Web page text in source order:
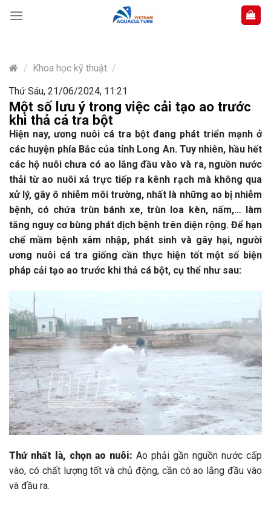
content
/ Khoa học kỹ thuật /
Thứ Sáu, 21/06/2024, 11:21
Một số lưu ý trong việc cải tạo ao trước
khi thả cá tra bột
Hiện nay, ương nuôi cá tra bột đang phát triển mạnh ở
các huyện phía Bắc của tỉnh Long An. Tuy nhiên, hầu hết
các hộ nuôi chưa có ao lắng đầu vào và ra, nguồn nước
thải từ ao nuôi xả trực tiếp ra kênh rạch mà không qua
xử lý, gây ô nhiễm môi trường, nhất là những ao bị nhiễm
bệnh, có chứa trùn bánh xe, trùn loa kèn, nấm,… làm
tăng nguy cơ bùng phát dịch bệnh trên diện rộng. Để hạn
chế mầm bệnh xâm nhập, phát sinh và gây hại, người
ương nuôi cá tra giống cần thực hiện tốt một số biện
pháp cải tạo ao trước khi thả cá bột, cụ thể như sau:
Thứ nhất là, chọn ao nuôi: Ao phải gần nguồn nước cấp
vào, có chất lượng tốt và chủ động, cần có ao lắng đầu vào
và đầu ra.